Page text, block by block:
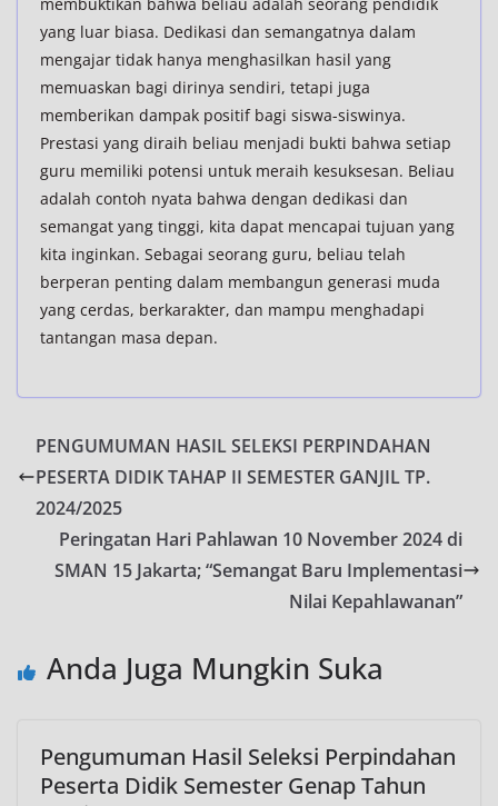
yang luar biasa. Dedikasi dan semangatnya dalam
mengajar tidak hanya menghasilkan hasil yang
memuaskan bagi dirinya sendiri, tetapi juga
memberikan dampak positif bagi siswa-siswinya.
Prestasi yang diraih beliau menjadi bukti bahwa setiap
guru memiliki potensi untuk meraih kesuksesan. Beliau
adalah contoh nyata bahwa dengan dedikasi dan
semangat yang tinggi, kita dapat mencapai tujuan yang
kita inginkan. Sebagai seorang guru, beliau telah
berperan penting dalam membangun generasi muda
yang cerdas, berkarakter, dan mampu menghadapi
tantangan masa depan.
PENGUMUMAN HASIL SELEKSI PERPINDAHAN
PESERTA DIDIK TAHAP II SEMESTER GANJIL TP.
2024/2025
Peringatan Hari Pahlawan 10 November 2024 di
SMAN 15 Jakarta; “Semangat Baru Implementasi
Nilai Kepahlawanan”
Anda Juga Mungkin Suka
Pengumuman Hasil Seleksi Perpindahan
Peserta Didik Semester Genap Tahun